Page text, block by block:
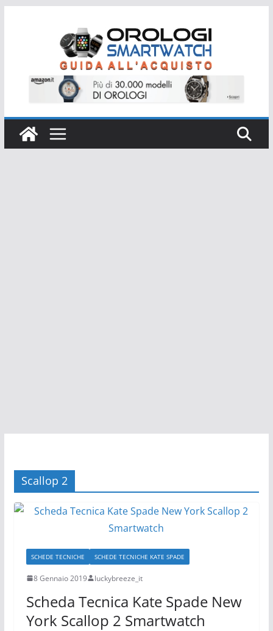
Scallop 2
SCHEDE TECNICHE SCHEDE TECNICHE KATE SPADE
8 Gennaio 2019 luckybreeze_it
Scheda Tecnica Kate Spade New
York Scallop 2 Smartwatch